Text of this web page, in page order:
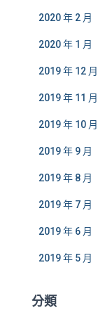
2020 年 2 月
2020 年 1 月
2019 年 12 月
2019 年 11 月
2019 年 10 月
2019 年 9 月
2019 年 8 月
2019 年 7 月
2019 年 6 月
2019 年 5 月
分類